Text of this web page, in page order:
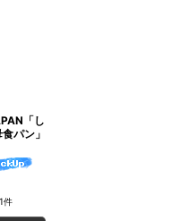
「し
パン」
1件